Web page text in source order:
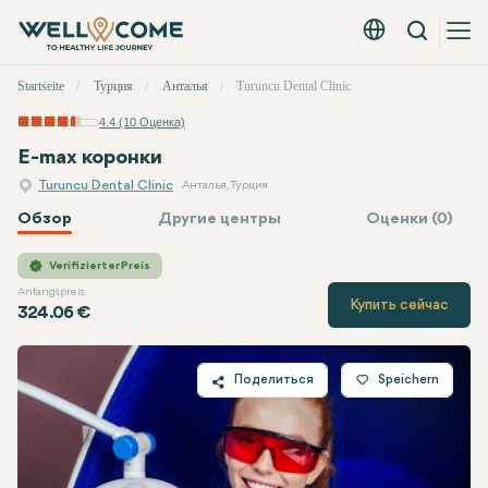
Русский - EUR
Вызов
меню
Startseite Турция Анталья Turuncu Dental Clinic
4.4 (10 Оценка)
E-max коронки
Turuncu Dental Clinic Анталья, Турция
Обзор Другие центры Оценки (0)
Verifizierter Preis
Anfangspreis
324.06 €
Turuncu Dental ClinicЦена
Купить сейчас
Поделиться
Twitter
Facebook
Speichern